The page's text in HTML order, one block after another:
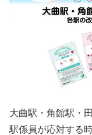
大曲駅・角館駅・
駅係員が応対する